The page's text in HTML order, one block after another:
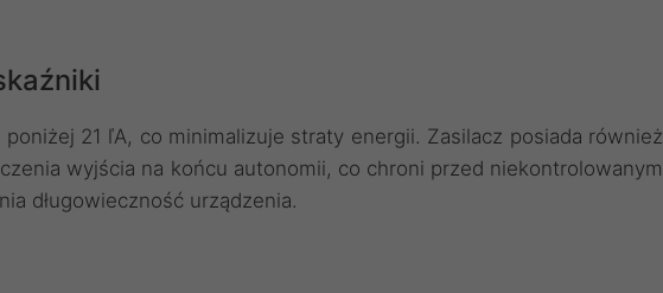
poniżej 21 ľA, co minimalizuje straty energii. Zasilacz posiada również
wyjścia na końcu autonomii, co chroni przed niekontrolowanym
długowieczność urządzenia.